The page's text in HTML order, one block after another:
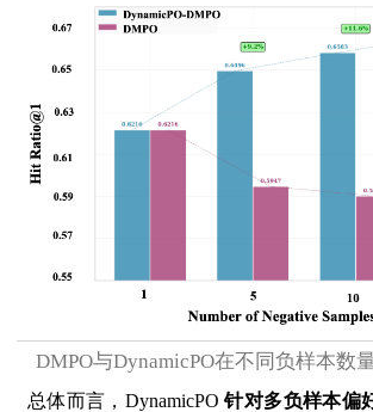
DMPO与DynamicPO在不同负样本数
总体而言，DynamicPO针对多负样本偏